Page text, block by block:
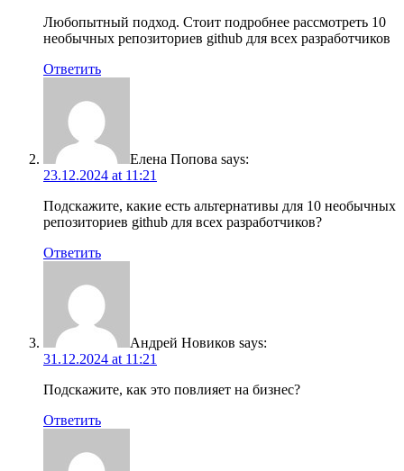
Любопытный подход. Стоит подробнее рассмотреть 10
необычных репозиториев github для всех разработчиков
Ответить
Елена Попова says:
23.12.2024 at 11:21
Подскажите, какие есть альтернативы для 10 необычных
репозиториев github для всех разработчиков?
Ответить
Андрей Новиков says:
31.12.2024 at 11:21
Подскажите, как это повлияет на бизнес?
Ответить